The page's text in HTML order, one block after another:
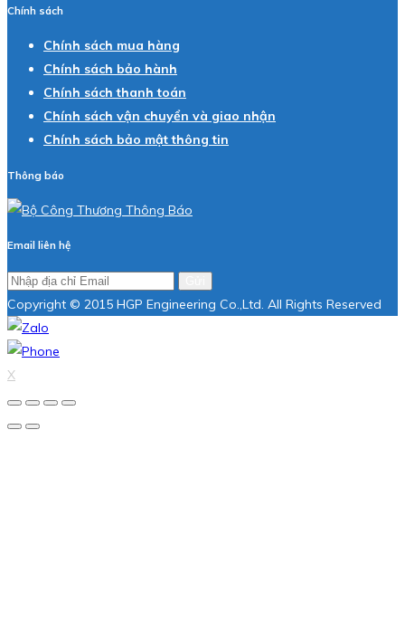
Chính sách
Chính sách mua hàng
Chính sách bảo hành
Chính sách thanh toán
Chính sách vận chuyển và giao nhận
Chính sách bảo mật thông tin
Thông báo
Email liên hệ
Copyright © 2015 HGP Engineering Co.,Ltd. All Rights Reserved
X